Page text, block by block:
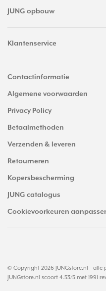
JUNG opbouw
Klantenservice
Contactinformatie
Algemene voorwaarden
Privacy Policy
Betaalmethoden
Verzenden & leveren
Retourneren
Kopersbescherming
JUNG catalogus
Cookievoorkeuren
© Copyright 2026 JUNGstore.nl - alle
JUNGstore.nl scoort 4.53/5 met 1991